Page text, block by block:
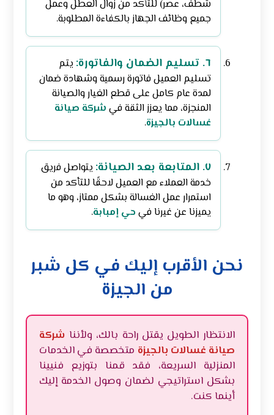
شطف، عصر) للتأكد من زوال العطل وعمل
جميع وظائف الجهاز بالكفاءة المطلوبة.
٦. تسليم الضمان والفاتورة:
يتم
تسليم العميل فاتورة رسمية وشهادة ضمان
لمدة عام كامل على قطع الغيار والصيانة
المنجزة، مما يعزز الثقة في شركة صيانة
غسالات بالجيزة.
٧. المتابعة بعد الصيانة:
يتواصل فريق
خدمة العملاء مع العميل لاحقًا للتأكد من
استمرار عمل الغسالة بشكل ممتاز، وهو ما
يميزنا عن غيرنا في حي إمبابة.
نحن الأقرب إليك في كل شبر
من الجيزة
الانتظار الطويل يقتل راحة بالك، ولأننا شركة
صيانة غسالات بالجيزة متخصصة في الخدمات
المنزلية السريعة، فقد قمنا بتوزيع فنيينا
بشكل استراتيجي لضمان وصول الخدمة إليك
أينما كنت.